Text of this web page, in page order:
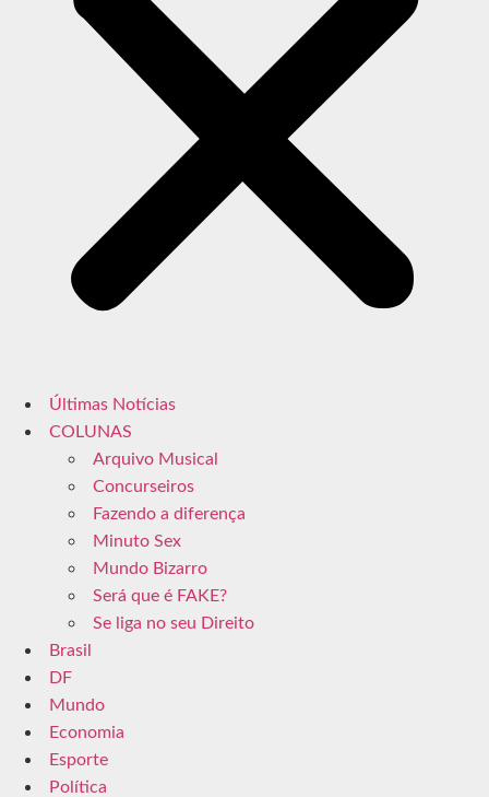
Últimas Notícias
COLUNAS
Arquivo Musical
Concurseiros
Fazendo a diferença
Minuto Sex
Mundo Bizarro
Será que é FAKE?
Se liga no seu Direito
Brasil
DF
Mundo
Economia
Esporte
Política